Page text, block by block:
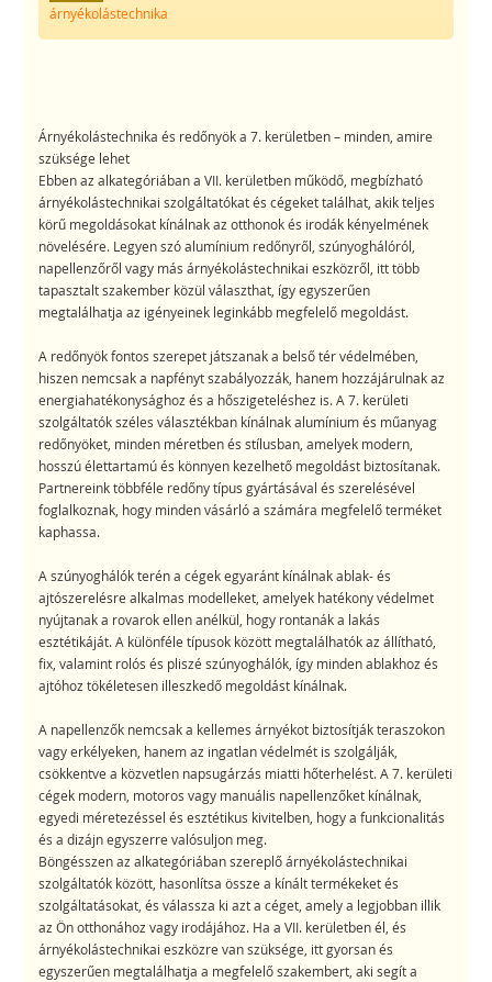
árnyékolástechnika
Árnyékolástechnika és redőnyök a 7. kerületben – minden, amire
szüksége lehet
Ebben az alkategóriában a VII. kerületben működő, megbízható
árnyékolástechnikai szolgáltatókat és cégeket találhat, akik teljes
körű megoldásokat kínálnak az otthonok és irodák kényelmének
növelésére. Legyen szó alumínium redőnyről, szúnyoghálóról,
napellenzőről vagy más árnyékolástechnikai eszközről, itt több
tapasztalt szakember közül választhat, így egyszerűen
megtalálhatja az igényeinek leginkább megfelelő megoldást.
A redőnyök fontos szerepet játszanak a belső tér védelmében,
hiszen nemcsak a napfényt szabályozzák, hanem hozzájárulnak az
energiahatékonysághoz és a hőszigeteléshez is. A 7. kerületi
szolgáltatók széles választékban kínálnak alumínium és műanyag
redőnyöket, minden méretben és stílusban, amelyek modern,
hosszú élettartamú és könnyen kezelhető megoldást biztosítanak.
Partnereink többféle redőny típus gyártásával és szerelésével
foglalkoznak, hogy minden vásárló a számára megfelelő terméket
kaphassa.
A szúnyoghálók terén a cégek egyaránt kínálnak ablak- és
ajtószerelésre alkalmas modelleket, amelyek hatékony védelmet
nyújtanak a rovarok ellen anélkül, hogy rontanák a lakás
esztétikáját. A különféle típusok között megtalálhatók az állítható,
fix, valamint rolós és pliszé szúnyoghálók, így minden ablakhoz és
ajtóhoz tökéletesen illeszkedő megoldást kínálnak.
A napellenzők nemcsak a kellemes árnyékot biztosítják teraszokon
vagy erkélyeken, hanem az ingatlan védelmét is szolgálják,
csökkentve a közvetlen napsugárzás miatti hőterhelést. A 7. kerületi
cégek modern, motoros vagy manuális napellenzőket kínálnak,
egyedi méretezéssel és esztétikus kivitelben, hogy a funkcionalitás
és a dizájn egyszerre valósuljon meg.
Böngésszen az alkategóriában szereplő árnyékolástechnikai
szolgáltatók között, hasonlítsa össze a kínált termékeket és
szolgáltatásokat, és válassza ki azt a céget, amely a legjobban illik
az Ön otthonához vagy irodájához. Ha a VII. kerületben él, és
árnyékolástechnikai eszközre van szüksége, itt gyorsan és
egyszerűen megtalálhatja a megfelelő szakembert, aki segít a